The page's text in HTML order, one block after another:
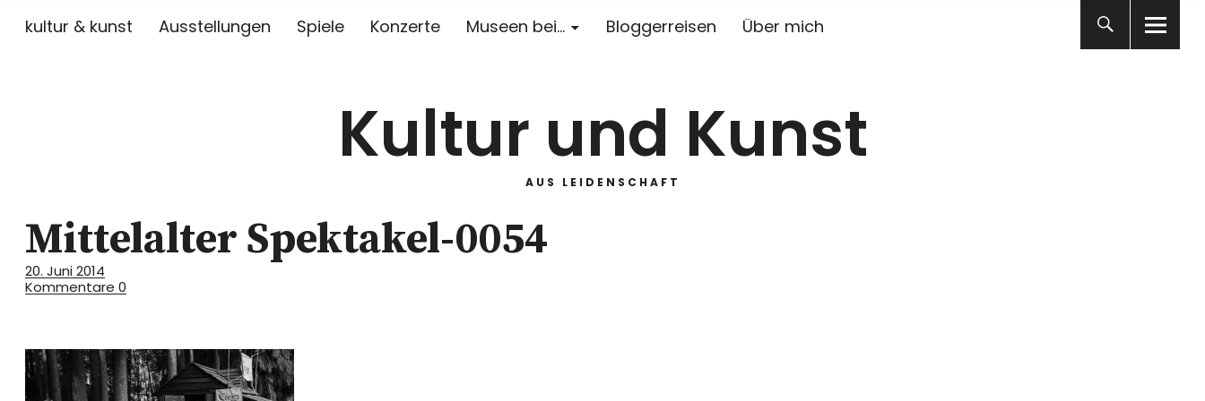
kultur & kunst Ausstellungen Spiele Konzerte Museen bei… Bloggerreisen Über mich
Kultur und Kunst
AUS LEIDENSCHAFT
Mittelalter Spektakel-0054
20. Juni 2014
Kommentare 0